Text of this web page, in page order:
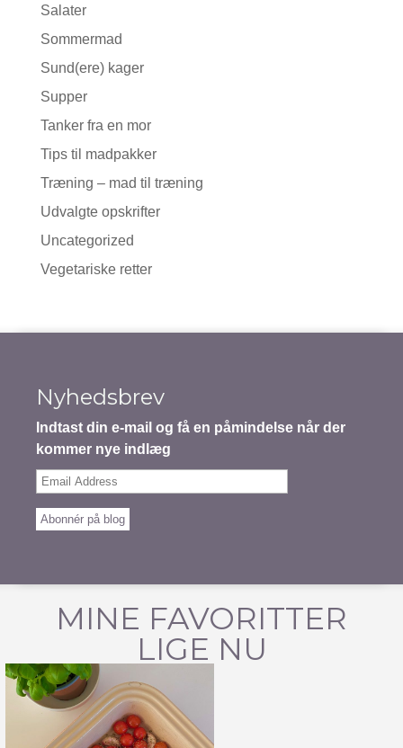
Salater
Sommermad
Sund(ere) kager
Supper
Tanker fra en mor
Tips til madpakker
Træning – mad til træning
Udvalgte opskrifter
Uncategorized
Vegetariske retter
Nyhedsbrev
Indtast din e-mail og få en påmindelse når der
kommer nye indlæg
Email
Abonnér på blog
MINE FAVORITTER
LIGE NU